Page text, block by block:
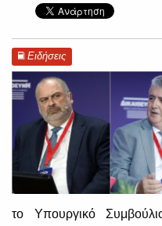
Ειδήσεις
το Υπουργικό